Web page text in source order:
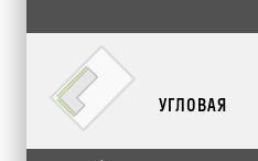
УГЛОВАЯ